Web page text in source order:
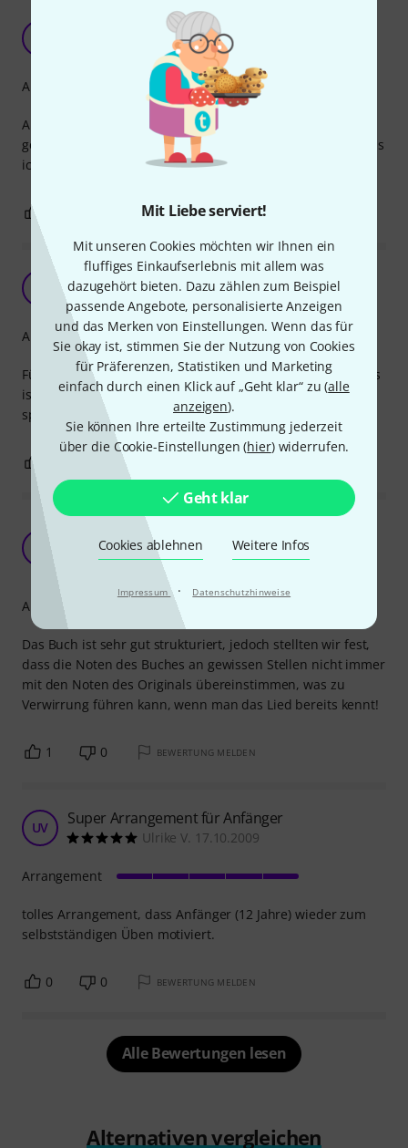
Mit Liebe serviert!
Mit unseren Cookies möchten wir Ihnen ein
fluffiges Einkaufserlebnis mit allem was
dazugehört bieten. Dazu zählen zum Beispiel
passende Angebote, personalisierte Anzeigen
und das Merken von Einstellungen. Wenn das für
Sie okay ist, stimmen Sie der Nutzung von Cookies
für Präferenzen, Statistiken und Marketing
einfach durch einen Klick auf „Geht klar“ zu (alle
anzeigen).
Sie können Ihre erteilte Zustimmung jederzeit
über die Cookie-Einstellungen (hier) widerrufen.
Geht klar
Cookies ablehnen Weitere Infos
Impressum · Datenschutzhinweise
Entspricht der Beschreibung
Sören Kl. 18.08.2021
Aus Zeitgründen habe ich noch nicht viel mit dem Heft
gearbeitet, entspricht aber der Beschreibung und dem, was
ich gesucht habe. Zufrieden!
Arrangement
BEWERTUNG MELDEN
Abwechslungsreiches Songbuch
Dedala 18.04.2021
Für mich als Wiedereinsteigerin ein perfektes Songbuch. Es
ist abwechslungsreich und es macht Spas, die Stücke zu
spielen. Man hat sofort ein Erfolgserlebnis.
Arrangement
Ausführliches Buch, jedoch nicht immer
genauso klingend wie die Originallieder
Sascha949 09.03.2012
Das Buch ist sehr gut strukturiert, jedoch stellten wir fest,
dass die Noten des Buches an gewissen Stellen nicht immer
mit den Noten des Originals übereinstimmen, was zu
Verwirrung führen kann, wenn man das Lied bereits kennt!
Arrangement
1 0 BEWERTUNG MELDEN
UV Super Arrangement für Anfänger
Ulrike V. 17.10.2009
tolles Arrangement, dass Anfänger (12 Jahre) wieder zum
selbstständigen Üben motiviert.
Arrangement
0 0 BEWERTUNG MELDEN
Alle Bewertungen lesen
Alternativen vergleichen